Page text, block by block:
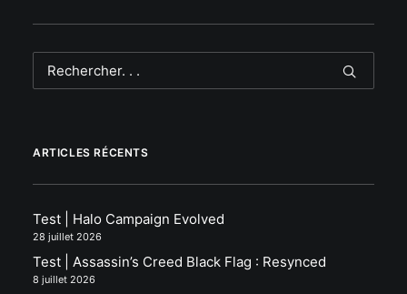
ARTICLES RÉCENTS
Test | Halo Campaign Evolved
28 juillet 2026
Test | Assassin’s Creed Black Flag : Resynced
8 juillet 2026